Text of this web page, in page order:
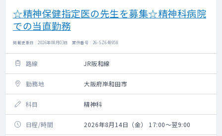
☆精神保健指定医の先生を募集☆精神科病院
での当直勤務
掲載更新日 : 2026年08月03日 案件番号 : 26-SZ648958
路線 JR阪和線
勤務地 大阪府岸和田市
科目 精神科
日程/時間 2026年8月14日（金） 17:00～翌9:00